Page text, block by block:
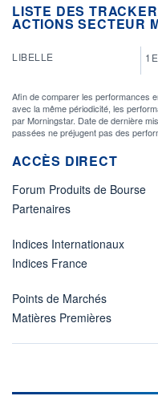
LISTE DES
ACTIONS SECTEUR
LIBELLE
Afin de comparer les performances
avec la même périodicité, les
par Morningstar. Date de dernière
passées ne préjugent pas des
ACCÈS DIRECT
Forum Produits de Bourse
Partenaires
Indices Internationaux
Indices France
Points de Marchés
Matières Premières